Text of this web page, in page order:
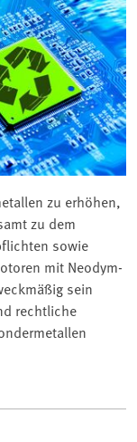
zu erhöhen,
zu dem
sowie
mit Neodym-
sein
rechtliche